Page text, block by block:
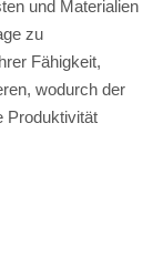
und Materialien
zu
Fähigkeit,
wodurch der
Produktivität